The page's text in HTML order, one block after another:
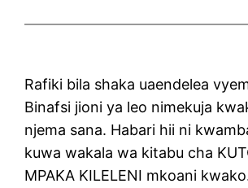
Rafiki bila shaka uaendelea
Binafsi jioni ya leo nimekuja
njema sana. Habari hii ni
kuwa wakala wa kitabu cha
MPAKA KILELENI mkoani